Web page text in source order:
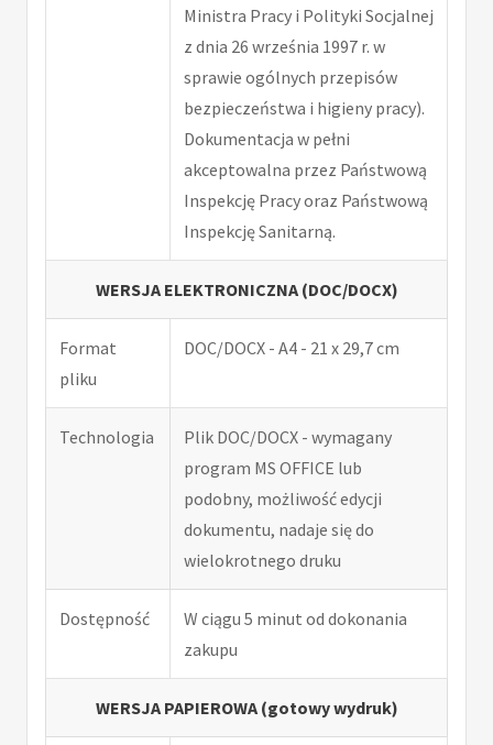
Ministra Pracy i Polityki Socjalnej
z dnia 26 września 1997 r. w
sprawie ogólnych przepisów
bezpieczeństwa i higieny pracy).
Dokumentacja w pełni
akceptowalna przez Państwową
Inspekcję Pracy oraz Państwową
Inspekcję Sanitarną.
WERSJA ELEKTRONICZNA (DOC/DOCX)
Format
pliku
DOC/DOCX - A4 - 21 x 29,7 cm
Technologia
Plik DOC/DOCX - wymagany
program MS OFFICE lub
podobny, możliwość edycji
dokumentu, nadaje się do
wielokrotnego druku
Dostępność
W ciągu 5 minut od dokonania
zakupu
WERSJA PAPIEROWA (gotowy wydruk)